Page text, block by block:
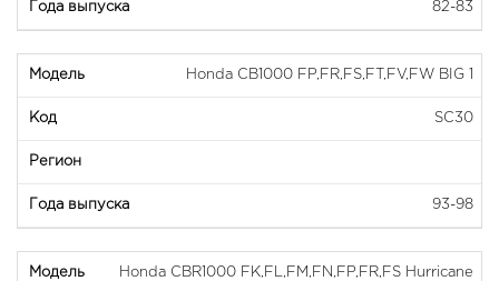
82-83
Honda CB1000 FP,FR,FS,FT,FV,FW BIG 1
SC30
93-98
Honda CBR1000 FK,FL,FM,FN,FP,FR,FS Hurricane